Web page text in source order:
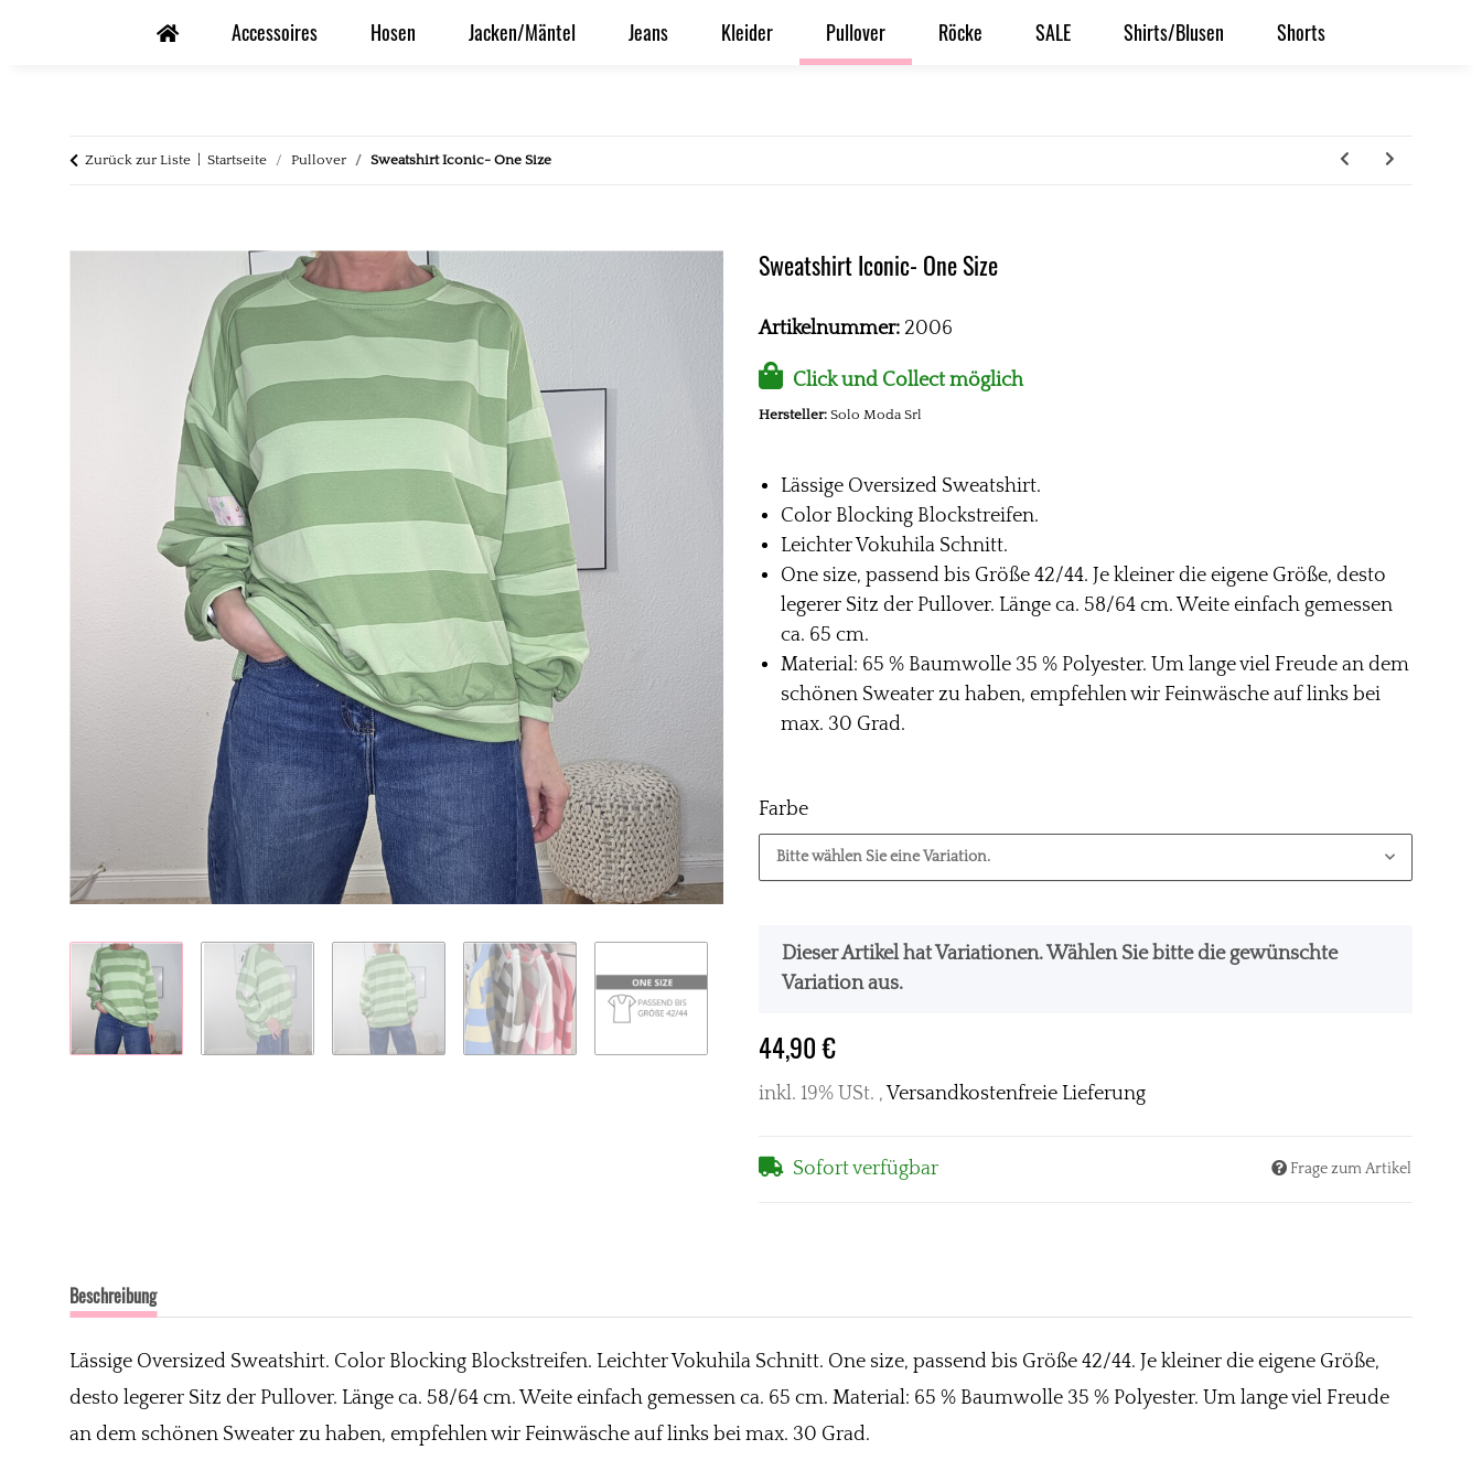
Accessoires Hosen Jacken/Mäntel Jeans Kleider Pullover Röcke SALE Shirts/Blusen Shorts
Zurück zur Liste Startseite Pullover Sweatshirt Iconic- One Size
Sweatshirt Iconic- One Size
Artikelnummer: 2006
Click und Collect möglich
Hersteller: Solo Moda Srl
Lässige Oversized Sweatshirt.
Color Blocking Blockstreifen.
Leichter Vokuhila Schnitt.
One size, passend bis Größe 42/44. Je kleiner die eigene Größe, desto
legerer Sitz der Pullover. Länge ca. 58/64 cm. Weite einfach gemessen
ca. 65 cm.
Material: 65 % Baumwolle 35 % Polyester. Um lange viel Freude an dem
schönen Sweater zu haben, empfehlen wir Feinwäsche auf links bei
max. 30 Grad.
Farbe
Bitte wählen Sie eine Variation.
x
Dieser Artikel hat Variationen. Wählen Sie bitte die gewünschte
Variation aus.
44,90 €
inkl. 19% USt. , Versandkostenfreie Lieferung
Sofort verfügbar Frage zum Artikel
Beschreibung
Lässige Oversized Sweatshirt. Color Blocking Blockstreifen. Leichter Vokuhila Schnitt. One size, passend bis Größe 42/44. Je kleiner die eigene Größe,
desto legerer Sitz der Pullover. Länge ca. 58/64 cm. Weite einfach gemessen ca. 65 cm. Material: 65 % Baumwolle 35 % Polyester. Um lange viel Freude
an dem schönen Sweater zu haben, empfehlen wir Feinwäsche auf links bei max. 30 Grad.